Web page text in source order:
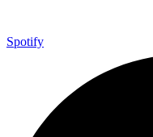
Spotify